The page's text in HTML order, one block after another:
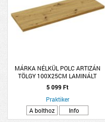
MÁRKA NÉLKÜL POLC ARTIZÁN
TÖLGY 100X25CM LAMINÁLT
5 099 Ft
Praktiker
A bolthoz
Info